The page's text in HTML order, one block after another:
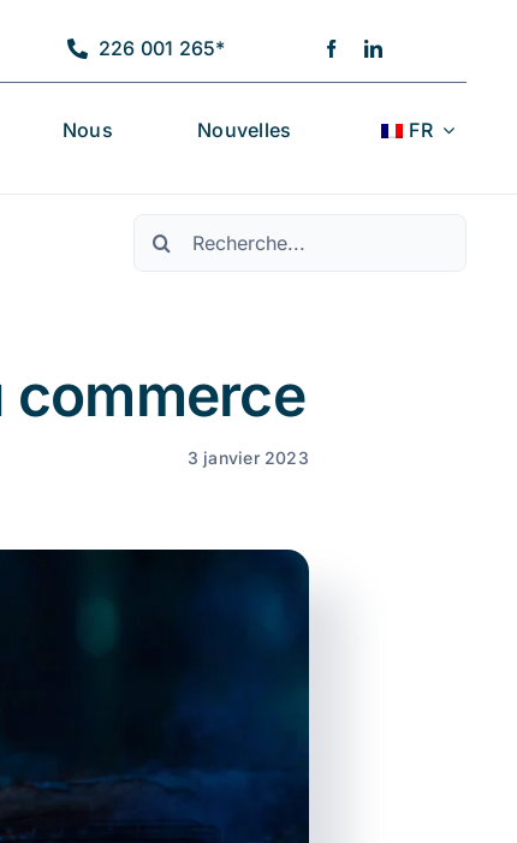
226 001 265*
Nous Nouvelles FR
Pesquisar
commerce
3 janvier 2023